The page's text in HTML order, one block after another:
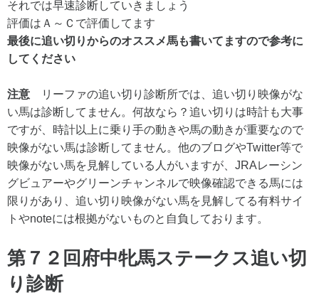
それでは早速診断していきましょう
評価はＡ～Ｃで評価してます
最後に追い切りからのオススメ馬も書いてますので参考に
してください
注意 リーファの追い切り診断所では、追い切り映像がな
い馬は診断してません。何故なら？追い切りは時計も大事
ですが、時計以上に乗り手の動きや馬の動きが重要なので
映像がない馬は診断してません。他のブログやTwitter等で
映像がない馬を見解している人がいますが、JRAレーシン
グビュアーやグリーンチャンネルで映像確認できる馬には
限りがあり、追い切り映像がない馬を見解してる有料サイ
トやnoteには根拠がないものと自負しております。
第７２回府中牝馬ステークス追い切
り診断